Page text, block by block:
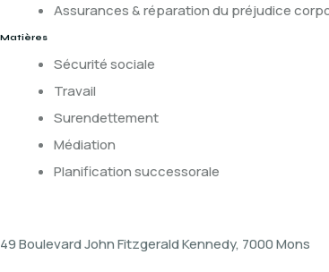
Assurances & réparation du préjudice
Matières
Sécurité sociale
Travail
Surendettement
Médiation
Planification successorale
49 Boulevard John Fitzgerald Kennedy, 7000 Mons